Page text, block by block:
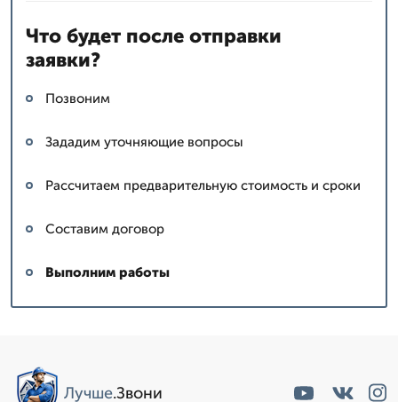
Что будет после отправки
заявки?
Позвоним
Зададим уточняющие вопросы
Рассчитаем предварительную стоимость и сроки
Составим договор
Выполним работы
Лучше.Звони